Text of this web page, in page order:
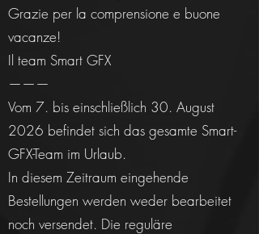
Grazie per la comprensione e buone
vacanze!
Il team Smart GFX
———
Vom 7. bis einschließlich 30. August
2026 befindet sich das gesamte Smart-
GFX-Team im Urlaub.
In diesem Zeitraum eingehende
Bestellungen werden weder bearbeitet
noch versendet. Die reguläre